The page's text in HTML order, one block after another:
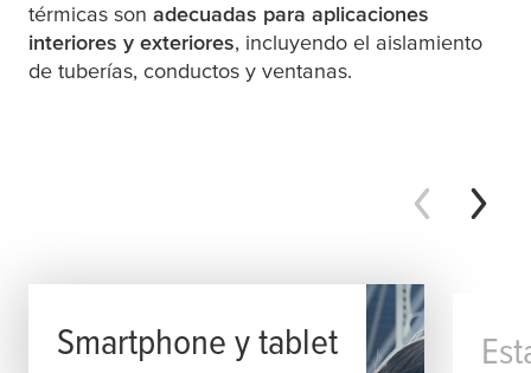
térmicas son adecuadas para aplicaciones
interiores y exteriores, incluyendo el aislamiento
de tuberías, conductos y ventanas.
Smartphone y tablet